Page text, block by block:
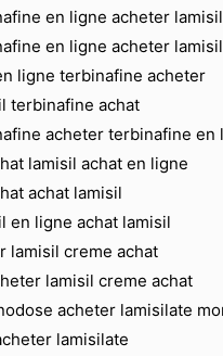
en ligne acheter
en ligne acheter
ligne terbinafine acheter
terbinafine achat
acheter terbinafine en
lamisil achat en ligne
achat lamisil
en ligne achat lamisil
lamisil creme achat
lamisil creme achat
acheter lamisilate
lamisilate